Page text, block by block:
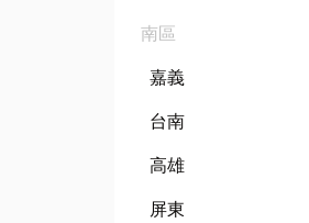
南區
嘉義
台南
高雄
屏東